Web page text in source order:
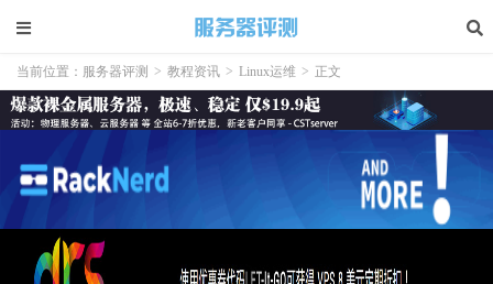
当前位置： 服务器评测 > 教程资讯 > Linux运维 > 正文